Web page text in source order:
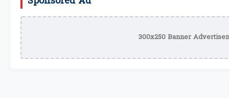
300x250 Banner